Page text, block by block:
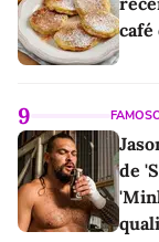
café
9
de